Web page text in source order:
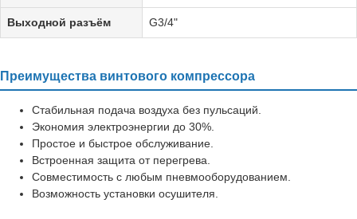
Выходной разъём G3/4"
Преимущества винтового компрессора
Стабильная подача воздуха без пульсаций.
Экономия электроэнергии до 30%.
Простое и быстрое обслуживание.
Встроенная защита от перегрева.
Совместимость с любым пневмооборудованием.
Возможность установки осушителя.